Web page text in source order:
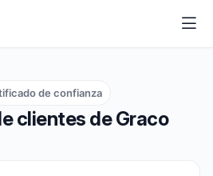
10
clientes de Graco
de confianza